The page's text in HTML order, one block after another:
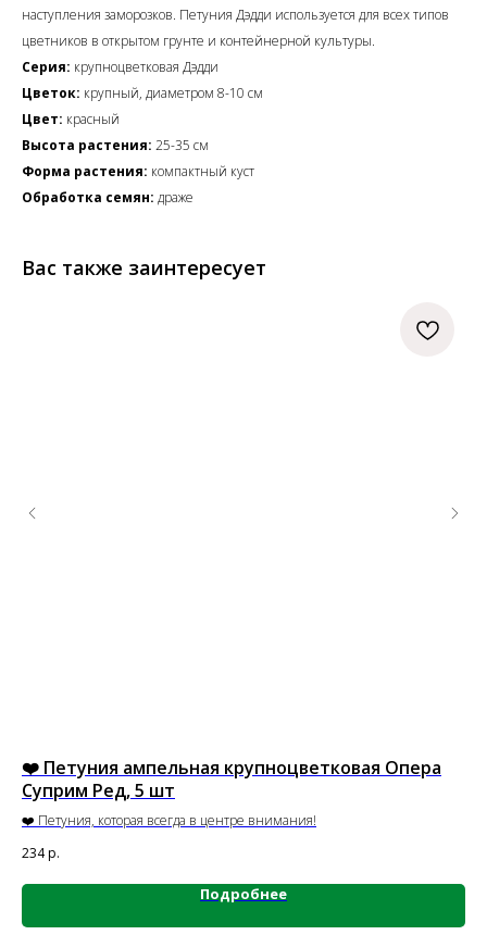
наступления заморозков. Петуния Дэдди используется для всех типов
цветников в открытом грунте и контейнерной культуры.
Серия: крупноцветковая Дэдди
Цветок: крупный, диаметром 8-10 см
Цвет: красный
Высота растения: 25-35 см
Форма растения: компактный куст
Обработка семян: драже
Вас также заинтересует
❤️ Петуния ампельная крупноцветковая Опера
Суприм Ред, 5 шт
❤️ Петуния, которая всегда в центре внимания!
234р.
Подробнее